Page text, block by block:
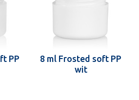
PP
8 ml Frosted soft PP
wit